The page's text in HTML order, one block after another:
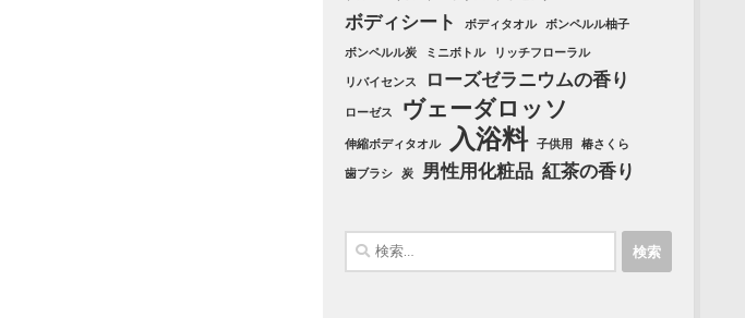
ボディシート ボディタオル
ボンペルル柚子
ボンペルル炭
ミニボトル リッチフローラル
リバイセンス ローズゼラニウムの香り
ローゼス ヴェーダロッソ
伸縮ボディタオル 入浴料 子供用 椿さくら
歯ブラシ 炭 男性用化粧品 紅茶の香り
検
索: